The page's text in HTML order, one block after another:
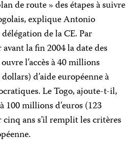
de route » des étapes à suivre
explique Antonio
de la CE. Par
la fin 2004 la date des
l’accès à 40 millions
d’aide européenne à
Le Togo, ajoute-t-il,
100 millions d’euros (123
ans s’il remplit les critères